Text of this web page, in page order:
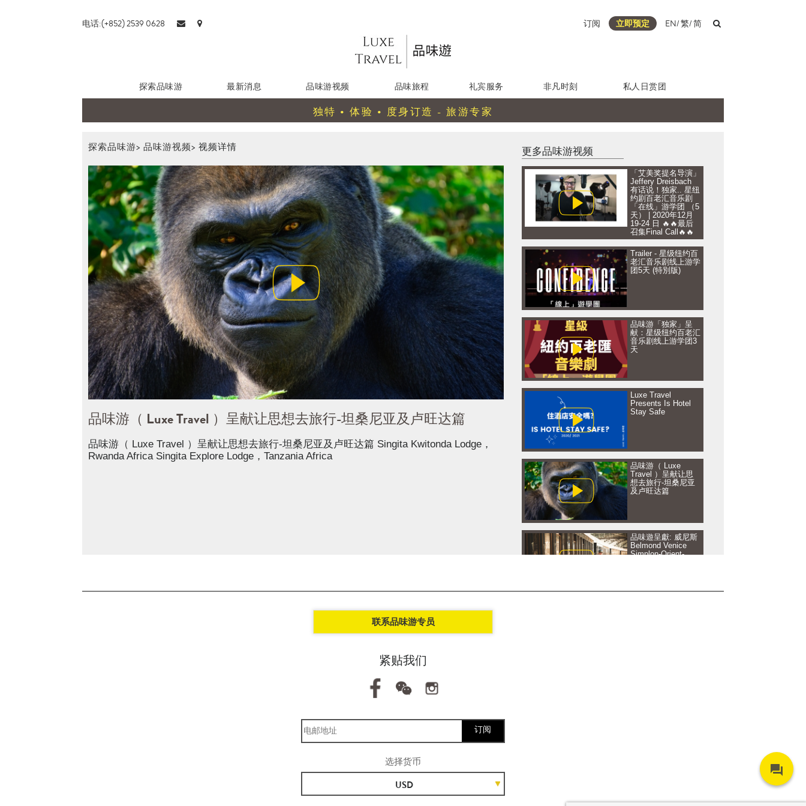
电话:(+852) 2539 0628 订阅 立即预定 EN/繁/简
探索品味游 最新消息 品味游视频 品味旅程 礼宾服务 非凡时刻 私人日赏团
独特 • 体验 • 度身订造 - 旅游专家
探索品味游> 品味游视频> 视频详情
品味游（ Luxe Travel ）呈献让思想去旅行-坦桑尼亚及卢旺达篇
品味游（ Luxe Travel ）呈献让思想去旅行-坦桑尼亚及卢旺达篇 Singita Kwitonda Lodge，
Rwanda Africa Singita Explore Lodge，Tanzania Africa
更多品味游视频
「艾美奖提名导演」
Jeffery Dreisbach
有话说！独家.. 星纽
约剧百老汇音乐剧
「在线」游学团 （5
天） | 2020年12月
19-24 日 🔥🔥最后
召集Final Call🔥🔥
Trailer - 星级纽约百
老汇音乐剧线上游学
团5天 (特別版)
品味游「独家」呈
献：星级纽约百老汇
音乐剧线上游学团3
天
Luxe Travel
Presents Is Hotel
Stay Safe
品味游（ Luxe
Travel ）呈献让思
想去旅行-坦桑尼亚
及卢旺达篇
品味遊呈獻: 威尼斯
Belmond Venice
Simplon-Orient-
联系品味游专员
紧贴我们
订阅
选择货币
USD